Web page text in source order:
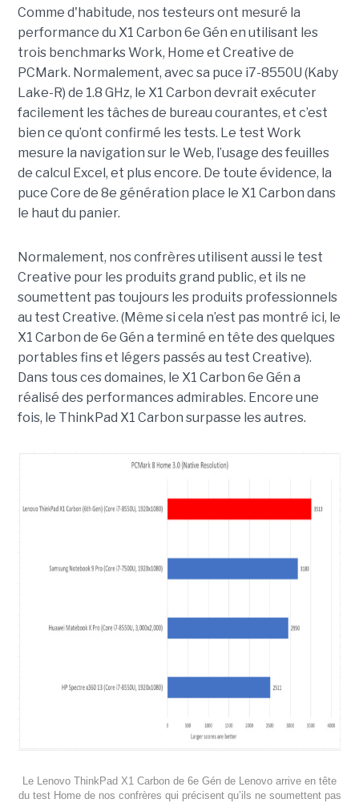
Comme d'habitude, nos testeurs ont mesuré la
performance du X1 Carbon 6e Gén en utilisant les
trois benchmarks Work, Home et Creative de
PCMark. Normalement, avec sa puce i7-8550U (Kaby
Lake-R) de 1.8 GHz, le X1 Carbon devrait exécuter
facilement les tâches de bureau courantes, et c’est
bien ce qu’ont confirmé les tests. Le test Work
mesure la navigation sur le Web, l’usage des feuilles
de calcul Excel, et plus encore. De toute évidence, la
puce Core de 8e génération place le X1 Carbon dans
le haut du panier.
Normalement, nos confrères utilisent aussi le test
Creative pour les produits grand public, et ils ne
soumettent pas toujours les produits professionnels
au test Creative. (Même si cela n’est pas montré ici, le
X1 Carbon de 6e Gén a terminé en tête des quelques
portables fins et légers passés au test Creative).
Dans tous ces domaines, le X1 Carbon 6e Gén a
réalisé des performances admirables. Encore une
fois, le ThinkPad X1 Carbon surpasse les autres.
Le Lenovo ThinkPad X1 Carbon de 6e Gén de Lenovo arrive en tête
du test Home de nos confrères qui précisent qu’ils ne soumettent pas